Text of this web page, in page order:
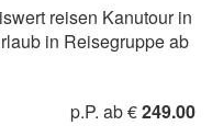
reisen Kanutour in
in Reisegruppe ab
p.P. ab €249.00